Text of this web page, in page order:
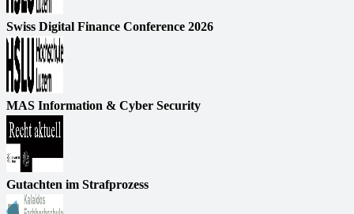
Swiss Digital Finance Conference 2026
MAS Information & Cyber Security
Gutachten im Strafprozess